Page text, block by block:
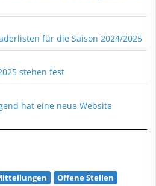
für die Saison 2024/2025
stehen fest
hat eine neue Website
Offene Stellen